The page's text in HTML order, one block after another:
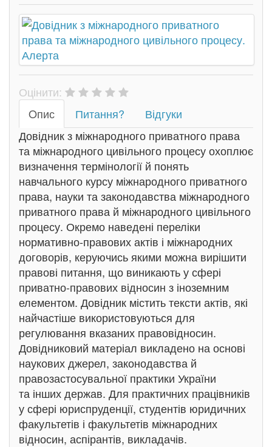
Оцінити:
Oпис
Питання?
Відгуки
Довідник з міжнародного приватного права
та міжнародного цивільного процесу охоплює
визначення термінології й понять
навчального курсу міжнародного приватного
права, науки та законодавства міжнародного
приватного права й міжнародного цивільного
процесу. Окремо наведені переліки
нормативно-правових актів і міжнародних
договорів, керуючись якими можна вирішити
правові питання, що виникають у сфері
приватно-правових відносин з іноземним
елементом. Довідник містить тексти актів, які
найчастіше використовуються для
регулювання вказаних правовідносин.
Довідниковий матеріал викладено на основі
наукових джерел, законодавства й
правозастосувальної практики України
та інших держав. Для практичних працівників
у сфері юриспруденції, студентів юридичних
факультетів і факультетів міжнародних
відносин, аспірантів, викладачів.